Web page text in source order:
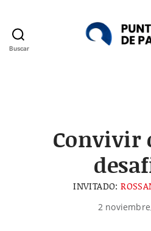
Buscar
Convivir
INVITADO:
2